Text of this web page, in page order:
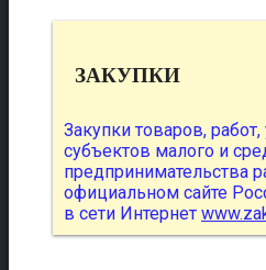
ЗАКУПКИ
Закупки товаров, работ,
субъектов малого и
предпринимательства
официальном сайте
в сети Интернет